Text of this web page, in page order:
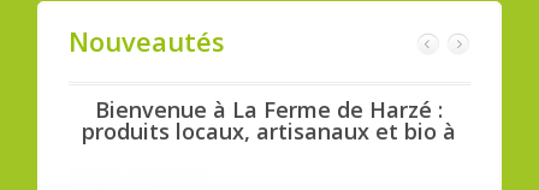
Nouveautés
Bienvenue à La Ferme de Harzé :
produits locaux, artisanaux et bio à